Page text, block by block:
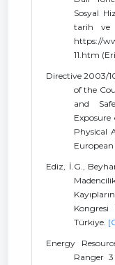
Sosyal
tarih ve
https://
11.htm
Directive 2003/
of the
and
Physical
European
Ediz, İ.G.,
Kongresi
Türkiye.
Energy
Ranger